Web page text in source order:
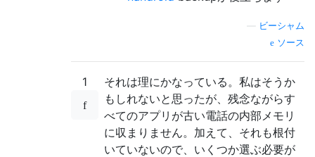
ビーシャム
ソース
1
それは理にかなっている。私はそうか
もしれないと思ったが、残念ながらす
べてのアプリが古い電話の内部メモリ
に収まりません。加えて、それも根付
いていないので、いくつか選ぶ必要が